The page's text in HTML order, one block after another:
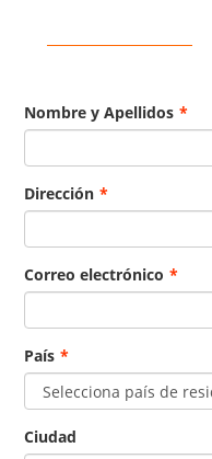
Nombre y Apellidos *
Dirección *
Correo electrónico *
País *
Ciudad